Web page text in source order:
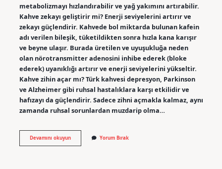
metabolizmayı hızlandırabilir ve yağ yakımını artırabilir.
Kahve zekayı geliştirir mi? Enerji seviyelerini artırır ve
zekayı güçlendirir. Kahvede bol miktarda bulunan kafein
adı verilen bileşik, tüketildikten sonra hızla kana karışır
ve beyne ulaşır. Burada üretilen ve uyuşukluğa neden
olan nörotransmitter adenosini inhibe ederek (bloke
ederek) uyanıklığı artırır ve enerji seviyelerini yükseltir.
Kahve zihin açar mı? Türk kahvesi depresyon, Parkinson
ve Alzheimer gibi ruhsal hastalıklara karşı etkilidir ve
hafızayı da güçlendirir. Sadece zihni açmakla kalmaz, aynı
zamanda ruhsal sorunlardan muzdarip olma…
Devamını okuyunKahve
Beyni
Yorum Bırak